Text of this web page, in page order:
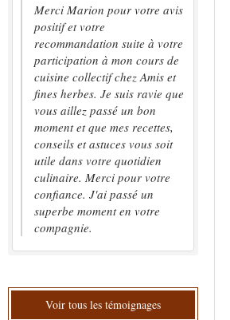
Merci Marion pour votre avis
positif et votre
recommandation suite à votre
participation à mon cours de
cuisine collectif chez Amis et
fines herbes. Je suis ravie que
vous aillez passé un bon
moment et que mes recettes,
conseils et astuces vous soit
utile dans votre quotidien
culinaire. Merci pour votre
confiance. J'ai passé un
superbe moment en votre
compagnie.
Voir tous les témoignages